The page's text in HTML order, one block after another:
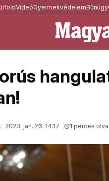
VideóGyermekvédelemBűnügy
2023. jan. 26. 14:17 1 perces